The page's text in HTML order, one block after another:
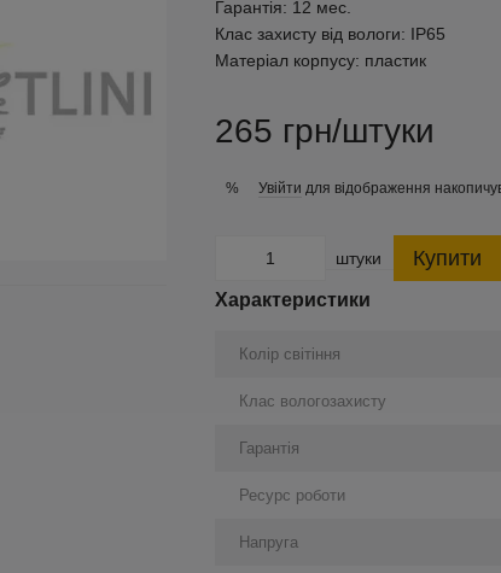
Гарантія: 12 мес.
Клас захисту від вологи: IP65
Матеріал корпусу: пластик
265 грн/штуки
% Увійти для відображення
штуки Купити
Характеристики
Колір світіння
Клас вологозахисту
Гарантія
Ресурс роботи
Напруга